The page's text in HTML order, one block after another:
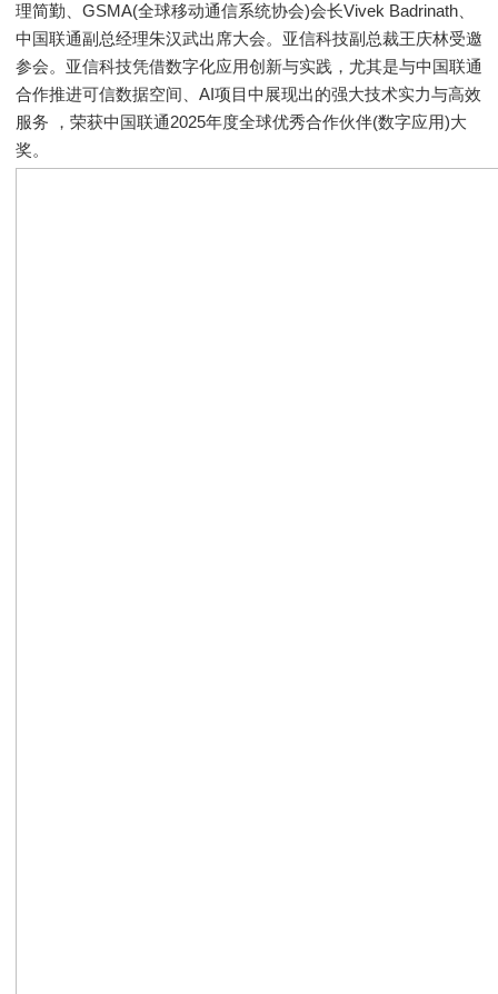
理简勤、GSMA(全球移动通信系统协会)会长Vivek Badrinath、
中国联通副总经理朱汉武出席大会。亚信科技副总裁王庆林受邀
参会。亚信科技凭借数字化应用创新与实践，尤其是与中国联通
合作推进可信数据空间、AI项目中展现出的强大技术实力与高效
服务 ，荣获中国联通2025年度全球优秀合作伙伴(数字应用)大
奖。